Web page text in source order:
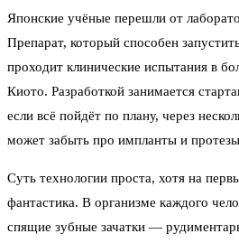
Японские учёные перешли от
Препарат, который способен
проходит клинические испытания в
Киото. Разработкой занимается
если всё пойдёт по плану, через
может забыть про импланты и
Суть технологии проста, хотя на
фантастика. В организме каждого
спящие зубные зачатки —